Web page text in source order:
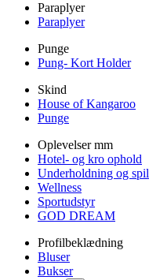
Paraplyer
Paraplyer
Punge
Pung- Kort Holder
Skind
House of Kangaroo
Punge
Oplevelser mm
Hotel- og kro ophold
Underholdning og spil
Wellness
Sportudstyr
GOD DREAM
Profilbeklædning
Bluser
Bukser